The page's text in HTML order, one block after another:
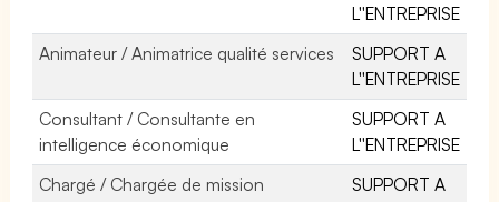
L''ENTREPRISE
Animateur / Animatrice qualité services
SUPPORT A
L''ENTREPRISE
Consultant / Consultante en
intelligence économique
SUPPORT A
L''ENTREPRISE
Chargé / Chargée de mission
SUPPORT A